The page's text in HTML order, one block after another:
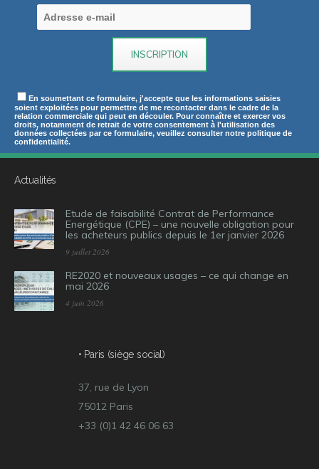
En soumettant ce formulaire, j'accepte que les informations saisies
soient exploitées pour permettre de me recontacter dans le cadre de la
relation commerciale qui peut en découler. Pour connaître et exercer vos
droits, notamment de retrait de votre consentement à l'utilisation des
données collectées par ce formulaire, veuillez consulter notre politique de
confidentialité.
Actualités
Etude de faisabilité Contrat de Performance
Energétique (CPE) – une nouvelle obligation pour
les acheteurs publics depuis le 1er janvier 2026
9 juillet 2026
RE2020 et nouveaux usages – ce qui change en
mai 2026
4 juin 2026
• Paris (siège social)
37, rue de Lyon
75012 Paris
+33 (0)1 42 46 06 63